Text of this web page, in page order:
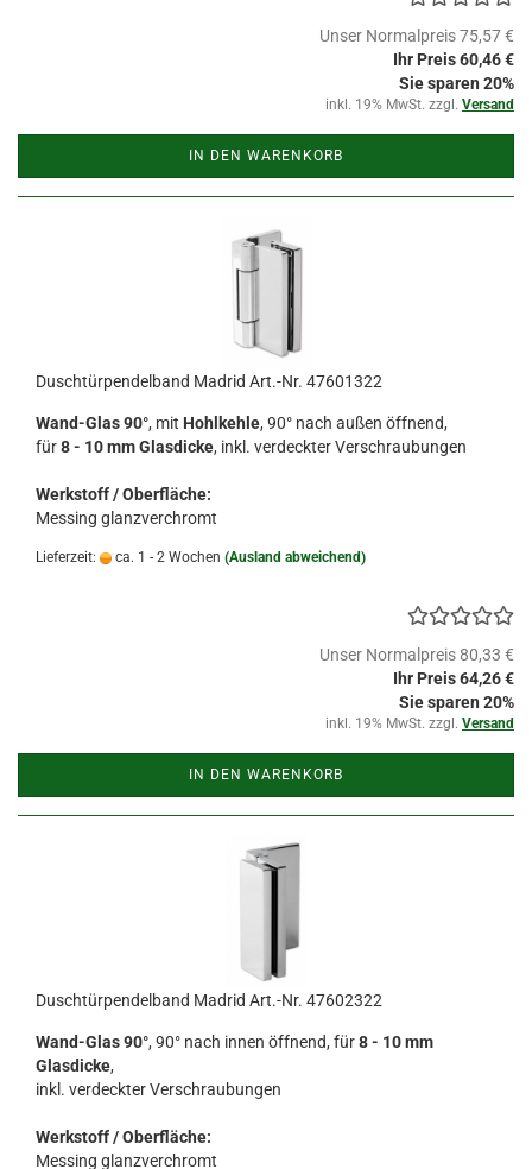
Unser Normalpreis 75,57 €
Ihr Preis 60,46 €
Sie sparen 20%
inkl. 19% MwSt. zzgl. Versand
IN DEN WARENKORB
Duschtürpendelband Madrid Art.-Nr. 47601322
Wand-Glas 90°, mit Hohlkehle, 90° nach außen öffnend,
für8 - 10 mm Glasdicke, inkl. verdeckter Verschraubungen
Werkstoff / Oberfläche:
Messing glanzverchromt
Lieferzeit: ca. 1 - 2 Wochen (Ausland abweichend)
Unser Normalpreis 80,33 €
Ihr Preis 64,26 €
Sie sparen 20%
inkl. 19% MwSt. zzgl. Versand
IN DEN WARENKORB
Duschtürpendelband Madrid Art.-Nr. 47602322
Wand-Glas 90°, 90° nach innen öffnend, für8 - 10 mm
Glasdicke,
inkl. verdeckter Verschraubungen
Werkstoff / Oberfläche:
Messing glanzverchromt